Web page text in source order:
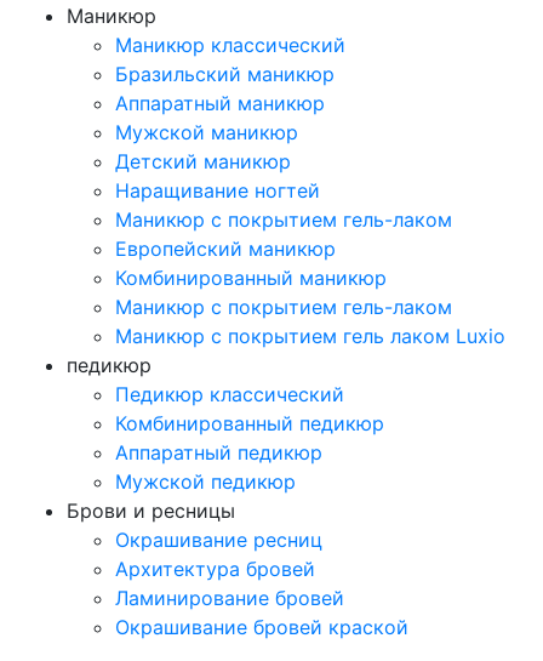
Маникюр
Маникюр классический
Бразильский маникюр
Аппаратный маникюр
Мужской маникюр
Детский маникюр
Наращивание ногтей
Маникюр с покрытием гель-лаком
Европейский маникюр
Комбинированный маникюр
Маникюр с покрытием гель-лаком
Маникюр с покрытием гель лаком Luxio
педикюр
Педикюр классический
Комбинированный педикюр
Аппаратный педикюр
Мужской педикюр
Брови и ресницы
Окрашивание ресниц
Архитектура бровей
Ламинирование бровей
Окрашивание бровей краской